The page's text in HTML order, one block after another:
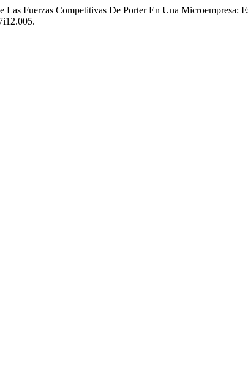
Fuerzas Competitivas De Porter En Una Microempresa: